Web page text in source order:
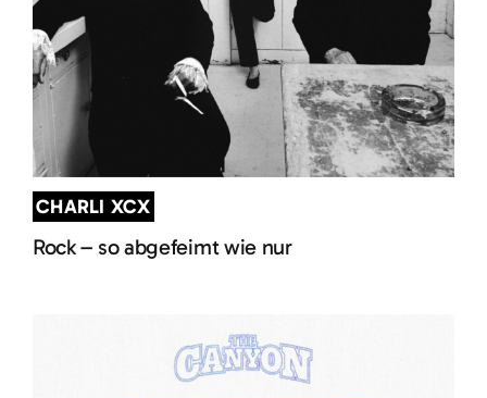
CHARLI XCX
Rock – so abgefeimt wie nur